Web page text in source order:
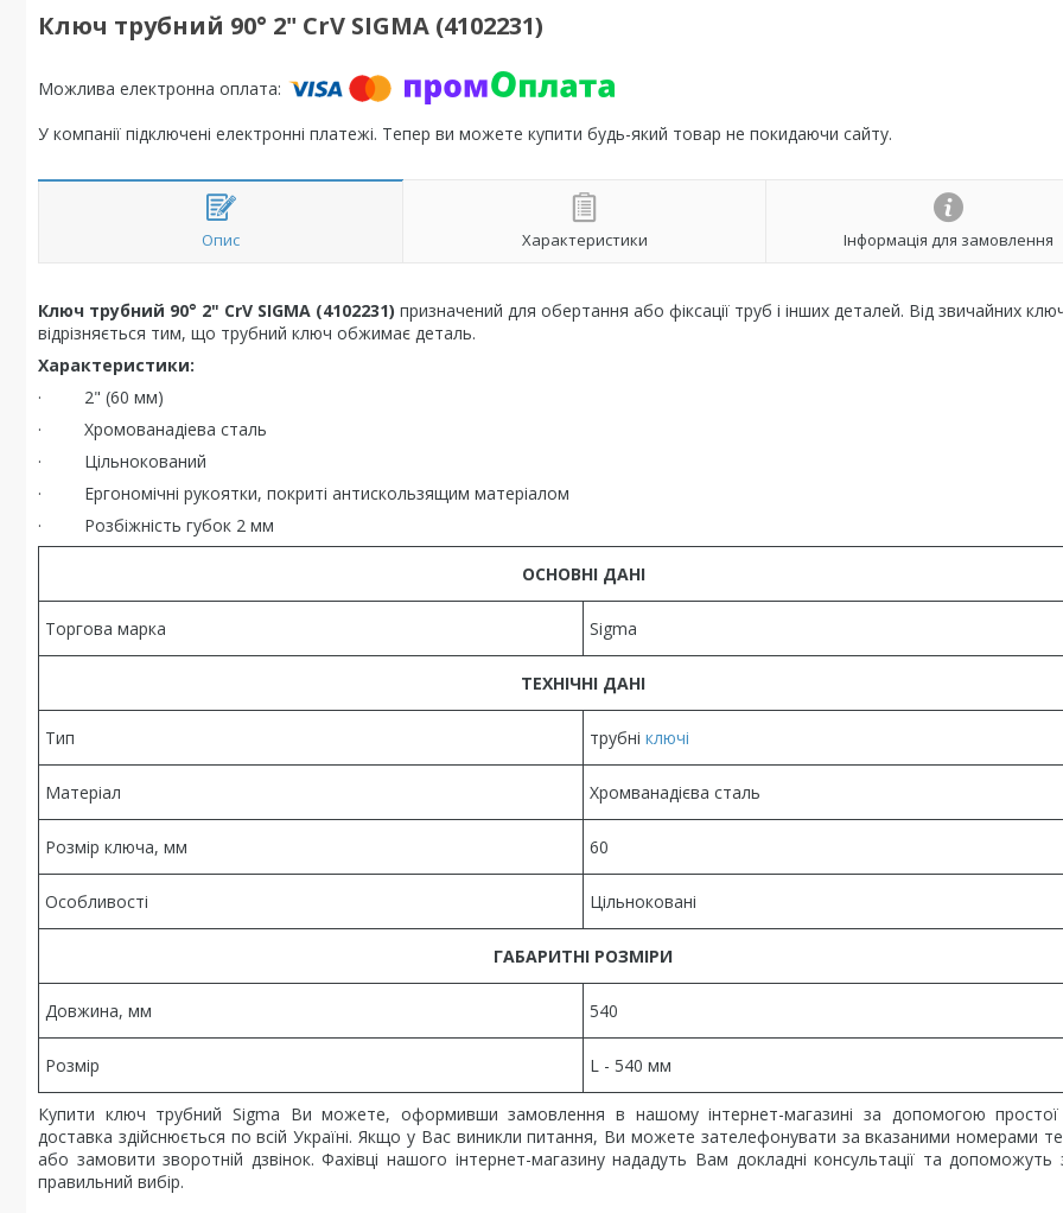
Ключ трубний 90° 2" CrV SIGMA (4102231)
У компанії підключені електронні платежі. Тепер ви можете купити будь-який товар не покидаючи сайту.
Опис Характеристики Інформація для замовлення
Ключ трубний 90° 2" CrV SIGMA (4102231) призначений для обертання або фіксації труб і інших деталей. Від звичайних
відрізняється тим, що трубний ключ обжимає деталь.
Характеристики:
· 2" (60 мм)
· Хромованадіева сталь
· Цільнокований
· Ергономічні рукоятки, покриті антискользящим матеріалом
· Розбіжність губок 2 мм
ОСНОВНІ ДАНІ
Торгова марка Sigma
ТЕХНІЧНІ ДАНІ
Тип трубні ключі
Матеріал Хромванадієва сталь
Розмір ключа, мм 60
Особливості Цільноковані
ГАБАРИТНІ РОЗМІРИ
Довжина, мм 540
Розмір L - 540 мм
Купити ключ трубний Sigma Ви можете, оформивши замовлення в нашому інтернет-магазині за допомогою
доставка здійснюється по всій Україні. Якщо у Вас виникли питання, Ви можете зателефонувати за вказаними номерами
або замовити зворотній дзвінок. Фахівці нашого інтернет-магазину нададуть Вам докладні консультації та допоможуть
правильний вибір.